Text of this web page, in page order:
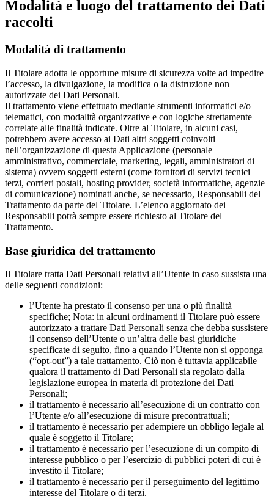
Modalità e luogo del trattamento dei Dati
raccolti
Modalità di trattamento
Il Titolare adotta le opportune misure di sicurezza volte ad impedire
l’accesso, la divulgazione, la modifica o la distruzione non
autorizzate dei Dati Personali.
Il trattamento viene effettuato mediante strumenti informatici e/o
telematici, con modalità organizzative e con logiche strettamente
correlate alle finalità indicate. Oltre al Titolare, in alcuni casi,
potrebbero avere accesso ai Dati altri soggetti coinvolti
nell’organizzazione di questa Applicazione (personale
amministrativo, commerciale, marketing, legali, amministratori di
sistema) ovvero soggetti esterni (come fornitori di servizi tecnici
terzi, corrieri postali, hosting provider, società informatiche, agenzie
di comunicazione) nominati anche, se necessario, Responsabili del
Trattamento da parte del Titolare. L’elenco aggiornato dei
Responsabili potrà sempre essere richiesto al Titolare del
Trattamento.
Base giuridica del trattamento
Il Titolare tratta Dati Personali relativi all’Utente in caso sussista una
delle seguenti condizioni:
l’Utente ha prestato il consenso per una o più finalità
specifiche; Nota: in alcuni ordinamenti il Titolare può essere
autorizzato a trattare Dati Personali senza che debba sussistere
il consenso dell’Utente o un’altra delle basi giuridiche
specificate di seguito, fino a quando l’Utente non si opponga
(“opt-out”) a tale trattamento. Ciò non è tuttavia applicabile
qualora il trattamento di Dati Personali sia regolato dalla
legislazione europea in materia di protezione dei Dati
Personali;
il trattamento è necessario all’esecuzione di un contratto con
l’Utente e/o all’esecuzione di misure precontrattuali;
il trattamento è necessario per adempiere un obbligo legale al
quale è soggetto il Titolare;
il trattamento è necessario per l’esecuzione di un compito di
interesse pubblico o per l’esercizio di pubblici poteri di cui è
investito il Titolare;
il trattamento è necessario per il perseguimento del legittimo
interesse del Titolare o di terzi.